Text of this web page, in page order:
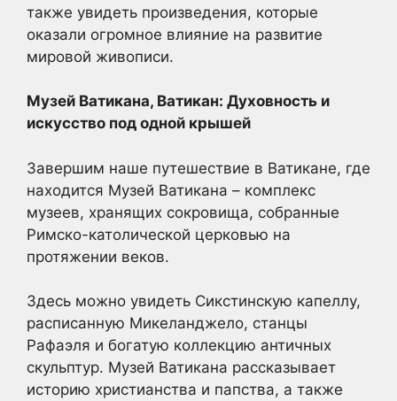
также увидеть произведения, которые
оказали огромное влияние на развитие
мировой живописи.
Музей Ватикана, Ватикан: Духовность и
искусство под одной крышей
Завершим наше путешествие в Ватикане, где
находится Музей Ватикана – комплекс
музеев, хранящих сокровища, собранные
Римско-католической церковью на
протяжении веков.
Здесь можно увидеть Сикстинскую капеллу,
расписанную Микеланджело, станцы
Рафаэля и богатую коллекцию античных
скульптур. Музей Ватикана рассказывает
историю христианства и папства, а также